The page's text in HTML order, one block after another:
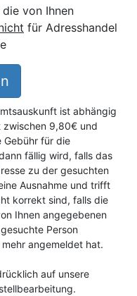
von Ihnen
für Adresshandel
ist abhängig
9,80€ und
Gebühr für die
fällig wird, falls das
zu der gesuchten
Ausnahme und trifft
korrekt sind, falls die
Ihnen angegebenen
Person
angemeldet hat.
auf unsere